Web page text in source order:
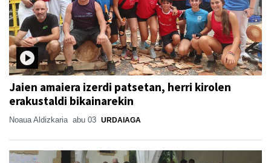
Jaien amaiera izerdi patsetan, herri kirolen
erakustaldi bikainarekin
Noaua Aldizkaria abu 03 URDAIAGA